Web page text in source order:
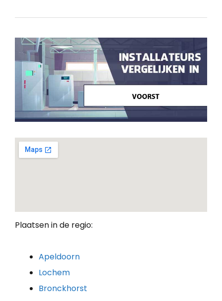
Plaatsen in de regio:
Apeldoorn
Lochem
Bronckhorst